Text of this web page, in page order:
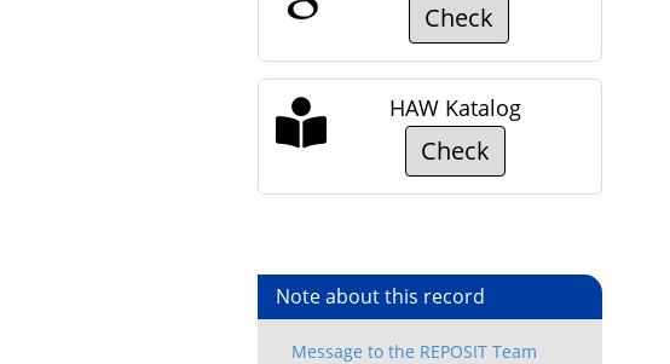
Check
HAW Katalog
Check
Note about this record